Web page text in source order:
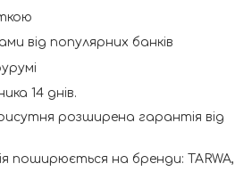
від популярних банків
14 днів.
розширена гарантія від
поширюється на бренди: TARWA,